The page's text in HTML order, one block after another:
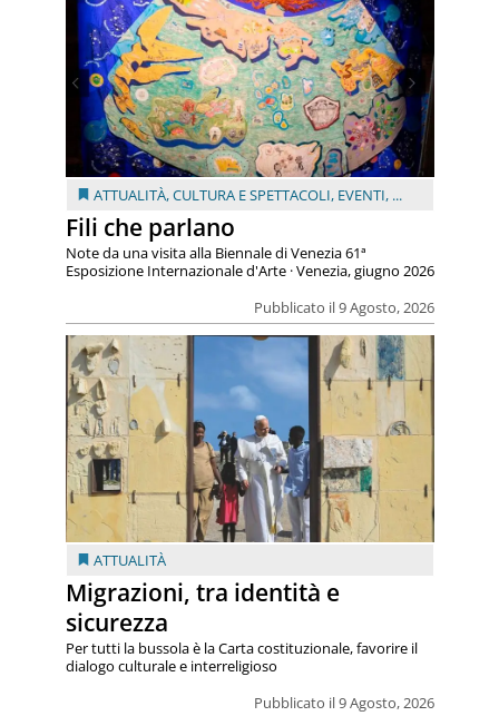
ATTUALITÀ,CULTURA E SPETTACOLI, EVENTI, ...
Fili che parlano
Pubblicato il 9 Agosto, 2026
Note da una visita alla Biennale di Venezia 61ª
Esposizione Internazionale d'Arte · Venezia, giugno 2026
ATTUALITÀ
Migrazioni, tra identità e
sicurezza
Pubblicato il 9 Agosto, 2026
Per tutti la bussola è la Carta costituzionale, favorire il
dialogo culturale e interreligioso